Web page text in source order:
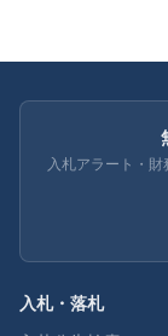
入札アラート・
入札・落札